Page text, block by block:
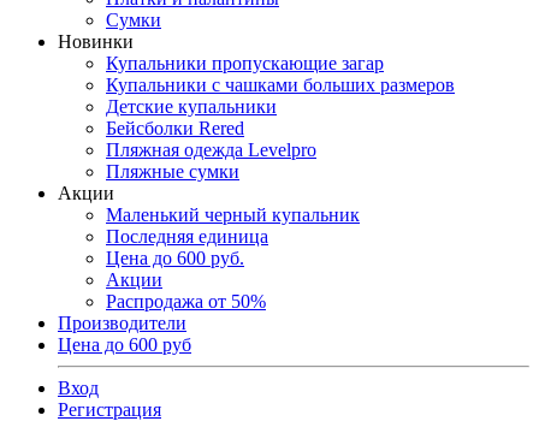
Сумки
Новинки
Купальники пропускающие загар
Купальники с чашками больших размеров
Детские купальники
Бейсболки Rered
Пляжная одежда Levelpro
Пляжные сумки
Акции
Маленький черный купальник
Последняя единица
Цена до 600 руб.
Акции
Распродажа от 50%
Производители
Цена до 600 руб
Вход
Регистрация